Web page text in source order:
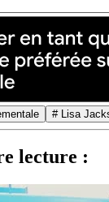
# Lisa
lecture :